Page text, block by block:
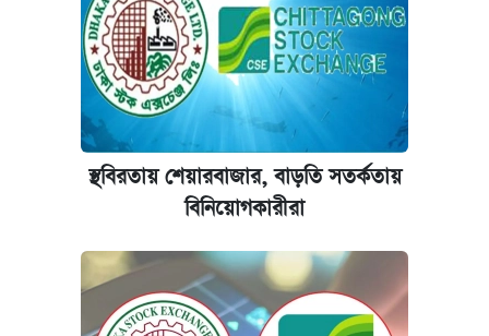
আজকের বাজারে স্বর্ণের দাম (৬ আগস্ট)
রাষ্ট্রবিরোধী কর্মকাণ্ড: ঢাবির কয়েকজন শিক্ষকের
বিরুদ্ধে ব্যবস্থা
কেমব্রিজ বিশ্ববিদ্যালয়ের এমবিএ স্কলারশিপে
স্থবিরতায় শেয়ারবাজার, বাড়তি সতর্কতায়
বিনিয়োগকারীরা